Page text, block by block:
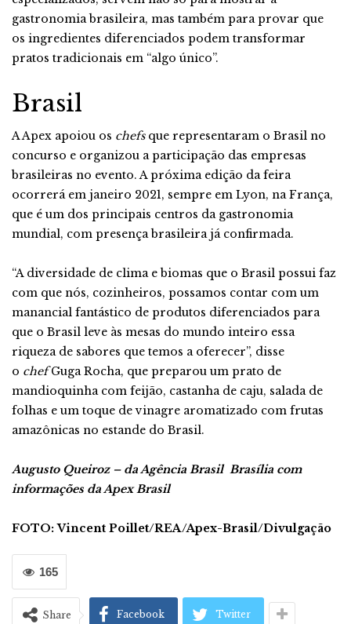
gastronomia brasileira, mas também para provar que
os ingredientes diferenciados podem transformar
pratos tradicionais em “algo único”.
Brasil
A Apex apoiou os chefsque representaram o Brasil no
concurso e organizou a participação das empresas
brasileiras no evento. A próxima edição da feira
ocorrerá em janeiro 2021, sempre em Lyon, na França,
que é um dos principais centros da gastronomia
mundial, com presença brasileira já confirmada.
“A diversidade de clima e biomas que o Brasil possui faz
com que nós, cozinheiros, possamos contar com um
manancial fantástico de produtos diferenciados para
que o Brasil leve às mesas do mundo inteiro essa
riqueza de sabores que temos a oferecer”, disse
o chefGuga Rocha, que preparou um prato de
mandioquinha com feijão, castanha de caju, salada de
folhas e um toque de vinagre aromatizado com frutas
amazônicas no estande do Brasil.
Augusto Queiroz – da Agência Brasil Brasília com
informações da Apex Brasil
FOTO: Vincent Poillet/REA/Apex-Brasil/Divulgação
165
Share Facebook Twitter